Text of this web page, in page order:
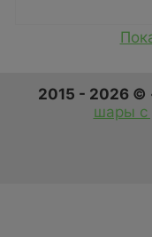
2015 - 2026
шары с